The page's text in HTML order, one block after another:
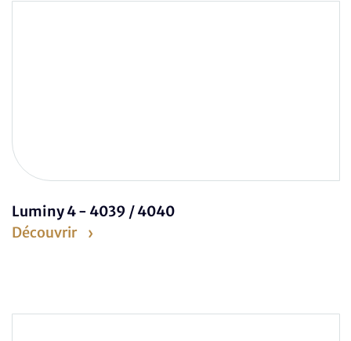
Luminy 4 - 4039 / 4040
Découvrir